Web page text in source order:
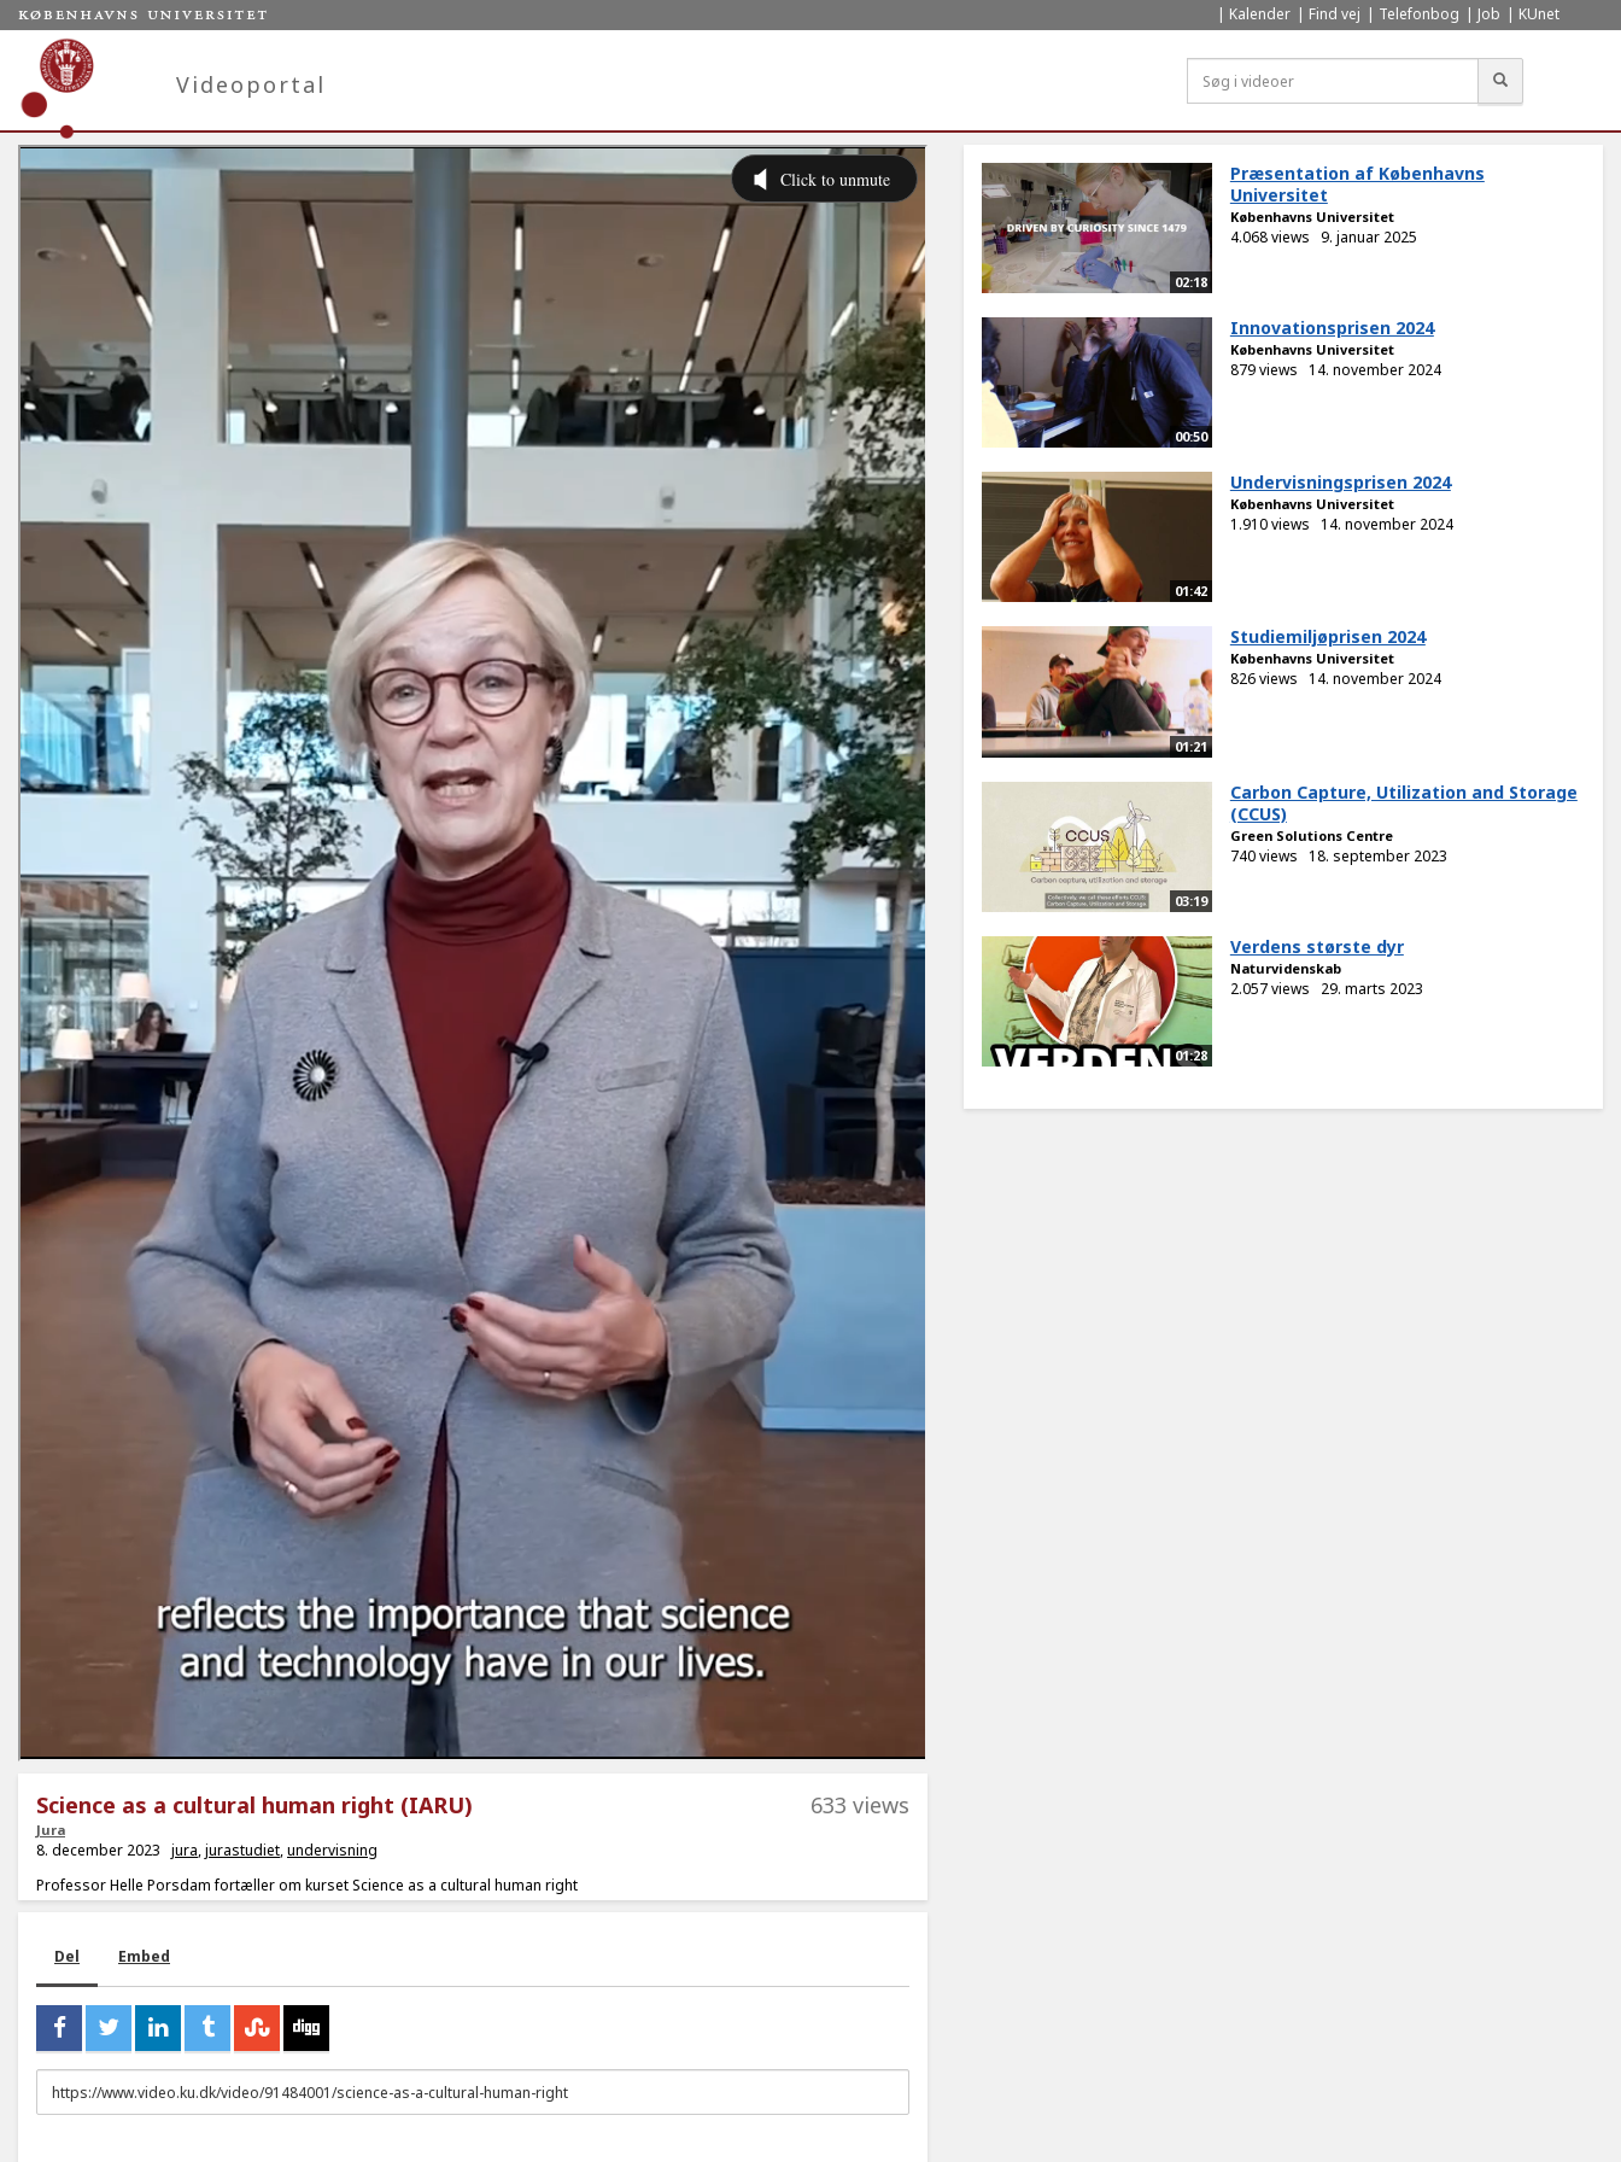
Kalender Find vej Telefonbog Job KUnet
Videoportal
Science as a cultural human right (IARU)
Jura
633 views
8. december 2023 jura,jurastudiet,undervisning
Professor Helle Porsdam fortæller om kurset Science as a cultural human right
Del Embed
URL
to
02:18
Præsentation af Københavns
Universitet
Københavns Universitet
4.068 views 9. januar 2025
00:50
Innovationsprisen 2024
Københavns Universitet
879 views 14. november 2024
01:42
Undervisningsprisen 2024
Københavns Universitet
1.910 views 14. november 2024
01:21
Studiemiljøprisen 2024
Københavns Universitet
826 views 14. november 2024
03:19
Carbon Capture, Utilization and Storage
(CCUS)
Green Solutions Centre
740 views 18. september 2023
01:28
Verdens største dyr
Naturvidenskab
2.057 views 29. marts 2023